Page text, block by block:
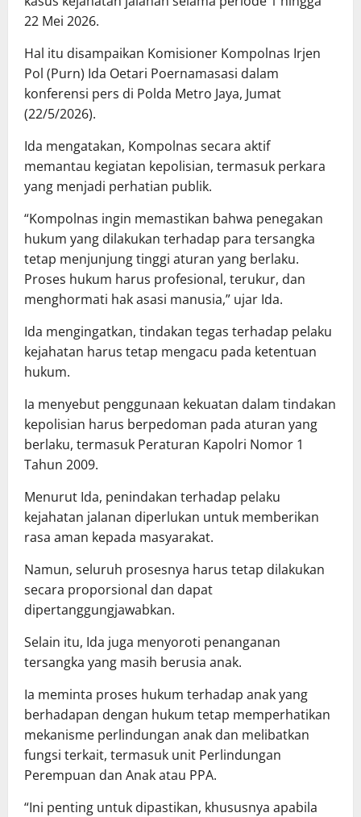
22 Mei 2026.
Hal itu disampaikan Komisioner Kompolnas Irjen
Pol (Purn) Ida Oetari Poernamasasi dalam
konferensi pers di Polda Metro Jaya, Jumat
(22/5/2026).
Ida mengatakan, Kompolnas secara aktif
memantau kegiatan kepolisian, termasuk perkara
yang menjadi perhatian publik.
“Kompolnas ingin memastikan bahwa penegakan
hukum yang dilakukan terhadap para tersangka
tetap menjunjung tinggi aturan yang berlaku.
Proses hukum harus profesional, terukur, dan
menghormati hak asasi manusia,” ujar Ida.
Ida mengingatkan, tindakan tegas terhadap pelaku
kejahatan harus tetap mengacu pada ketentuan
hukum.
Ia menyebut penggunaan kekuatan dalam tindakan
kepolisian harus berpedoman pada aturan yang
berlaku, termasuk Peraturan Kapolri Nomor 1
Tahun 2009.
Menurut Ida, penindakan terhadap pelaku
kejahatan jalanan diperlukan untuk memberikan
rasa aman kepada masyarakat.
Namun, seluruh prosesnya harus tetap dilakukan
secara proporsional dan dapat
dipertanggungjawabkan.
Selain itu, Ida juga menyoroti penanganan
tersangka yang masih berusia anak.
Ia meminta proses hukum terhadap anak yang
berhadapan dengan hukum tetap memperhatikan
mekanisme perlindungan anak dan melibatkan
fungsi terkait, termasuk unit Perlindungan
Perempuan dan Anak atau PPA.
“Ini penting untuk dipastikan, khususnya apabila